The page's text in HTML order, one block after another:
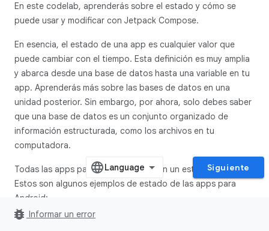
En este codelab, aprenderás sobre el estado y cómo se
puede usar y modificar con Jetpack Compose.
En esencia, el estado de una app es cualquier valor que
puede cambiar con el tiempo. Esta definición es muy amplia
y abarca desde una base de datos hasta una variable en tu
app. Aprenderás más sobre las bases de datos en una
unidad posterior. Sin embargo, por ahora, solo debes saber
que una base de datos es un conjunto organizado de
información estructurada, como los archivos en tu
computadora.
Todas las apps para Android muestran un estado al usuario.
Estos son algunos ejemplos de estado de las apps para
Android:
Un mensaje que se muestra cuando no se puede
Siguiente
bug_report Informar un error